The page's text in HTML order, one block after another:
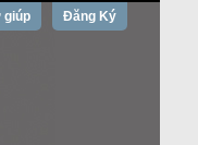
Đăng Ký
giúp